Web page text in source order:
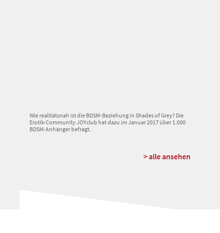
Wie realitätsnah ist die BDSM-Beziehung in Shades of Grey? Die
Erotik-Community JOYclub hat dazu im Januar 2017 über 1.000
BDSM-Anhänger befragt.
> alle ansehen